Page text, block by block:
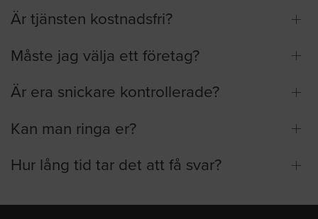
Är tjänsten kostnadsfri?
Måste jag välja ett företag?
Är era snickare kontrollerade?
Kan man ringa er?
Hur lång tid tar det att få svar?